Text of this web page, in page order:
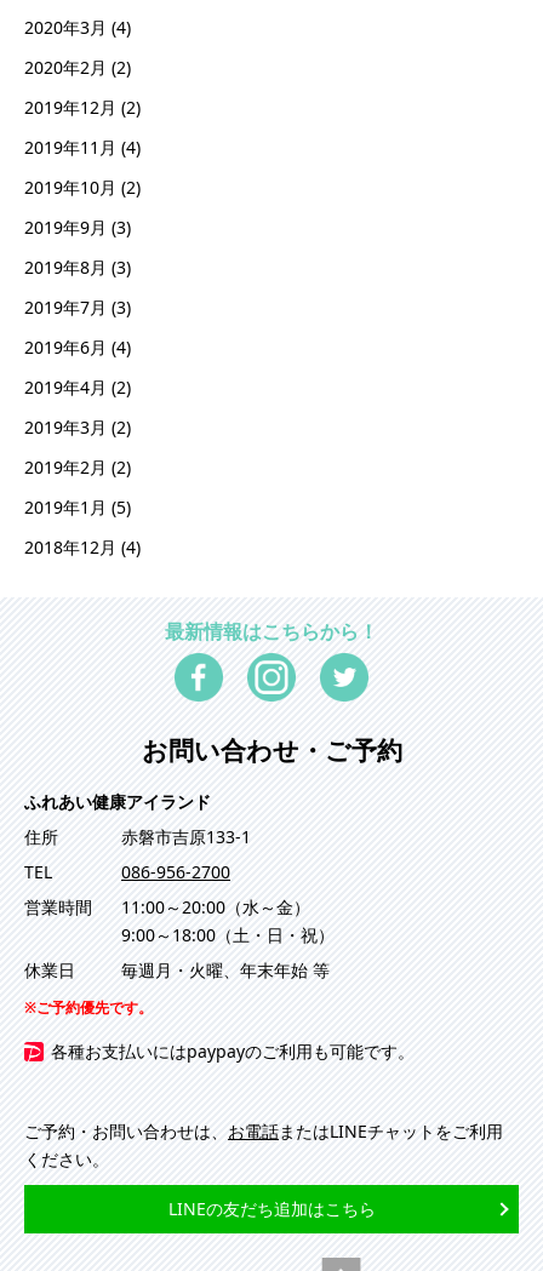
2020年3月 (4)
2020年2月 (2)
2019年12月 (2)
2019年11月 (4)
2019年10月 (2)
2019年9月 (3)
2019年8月 (3)
2019年7月 (3)
2019年6月 (4)
2019年4月 (2)
2019年3月 (2)
2019年2月 (2)
2019年1月 (5)
2018年12月 (4)
最新情報はこちらから！
お問い合わせ・ご予約
ふれあい健康アイランド
住所
赤磐市吉原133-1
TEL
086-956-2700
営業時間
11:00～20:00（水～金）
9:00～18:00（土・日・祝）
休業日
毎週月・火曜、年末年始 等
ご予約優先です。
各種お支払いにはpaypayのご利用も可能です。
ご予約・お問い合わせは、 お電話またはLINEチャットをご利用
ください。
LINEの友だち追加はこちら